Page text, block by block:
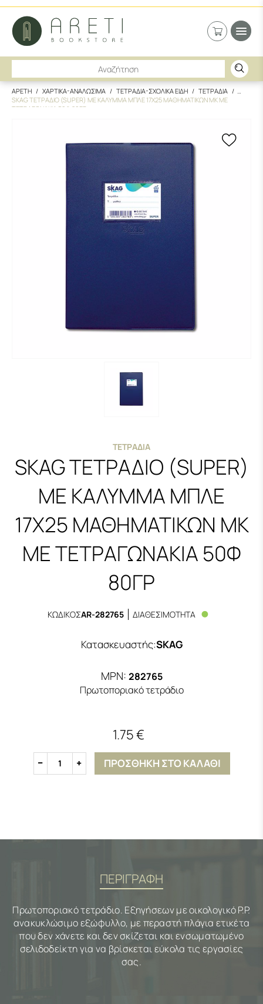
ΑΡΕΤΗ ΧΑΡΤΙΚΑ-ΑΝΑΛΩΣΙΜΑ ΤΕΤΡΑΔΙΑ-ΣΧΟΛΙΚΑ ΕΙΔΗ
ΤΕΤΡΑΔΙΑ
SKAG ΤΕΤΡΑΔΙΟ (SUPER) ΜΕ ΚΑΛΥΜΜΑ ΜΠΛΕ 17X25 ΜΑΘΗΜΑΤΙΚΩΝ ΜΚ ΜΕ
ΤΕΤΡΑΓΩΝΑΚΙΑ 50Φ 80ΓΡ
ΤΕΤΡΆΔΙΑ
SKAG ΤΕΤΡΑΔΙΟ (SUPER)
ΜΕ ΚΑΛΥΜΜΑ ΜΠΛΕ
17X25 ΜΑΘΗΜΑΤΙΚΩΝ ΜΚ
ΜΕ ΤΕΤΡΑΓΩΝΑΚΙΑ 50Φ
80ΓΡ
ΚΩΔΙΚΟΣAR-282765 ΔΙΑΘΕΣΙΜΟΤΗΤΑ
Κατασκευαστής:SKAG
MPN: 282765
Πρωτοποριακό τετράδιο
1.75 €
1 ΠΡΟΣΘΗΚΗ ΣΤΟ ΚΑΛΑΘΙ
ΠΕΡΙΓΡΑΦΗ
Πρωτοποριακό τετράδιο. Εξηγήσεων με οικολογικό P.P.
ανακυκλώσιμο εξώφυλλο, με περαστή πλάγια ετικέτα
που δεν χάνετε και δεν σκίζεται και ενσωματωμένο
σελιδοδείκτη για να βρίσκεται εύκολα τις εργασίες
σας.